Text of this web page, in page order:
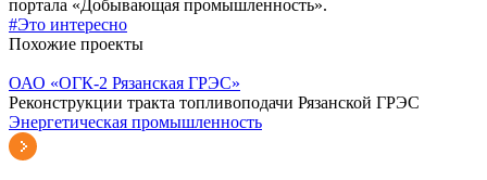
портала «Добывающая промышленность».
#Это интересно
Похожие проекты
ОАО «ОГК-2 Рязанская ГРЭС»
Реконструкции тракта топливоподачи Рязанской ГРЭС
Энергетическая промышленность